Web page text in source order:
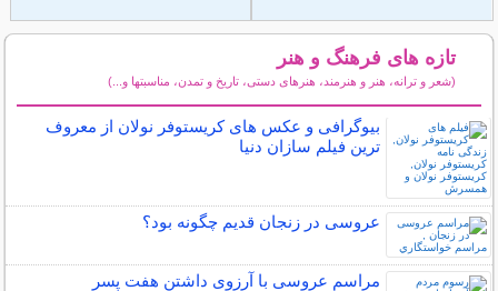
تازه های فرهنگ و هنر
(شعر و ترانه، هنر و هنرمند، هنرهای دستی، تاریخ و تمدن، مناسبتها و...)
بیوگرافی و عکس های کریستوفر نولان از معروف
ترین فیلم سازان دنیا
عروسی در زنجان قدیم چگونه بود؟
مراسم عروسی با آرزوی داشتن هفت پسر